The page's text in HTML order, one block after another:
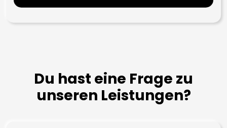
Du hast eine Frage zu
unseren Leistungen?